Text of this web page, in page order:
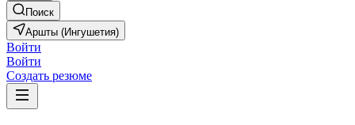
Поиск
Аршты (Ингушетия)
Войти
Войти
Создать резюме